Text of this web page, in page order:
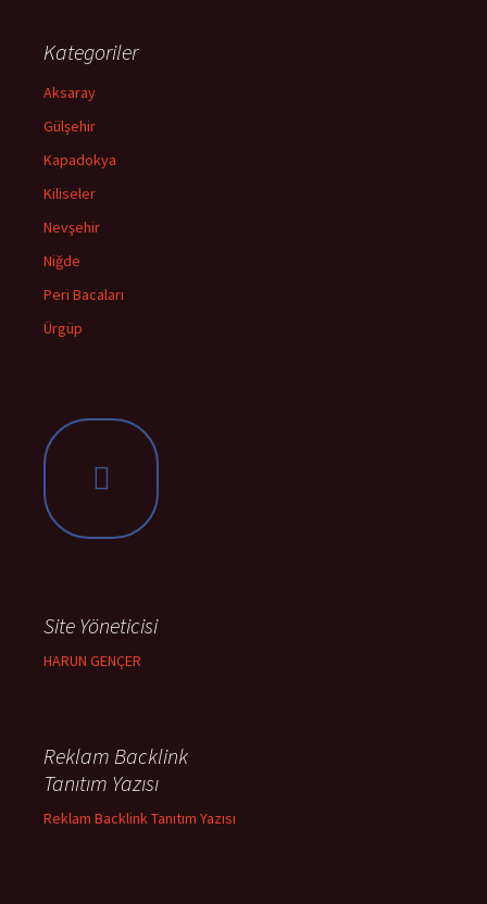
Kategoriler
Aksaray
Gülşehir
Kapadokya
Kiliseler
Nevşehir
Niğde
Peri Bacaları
Ürgüp
Site Yöneticisi
HARUN GENÇER
Reklam Backlink
Tanıtım Yazısı
Reklam Backlink Tanıtım Yazısı